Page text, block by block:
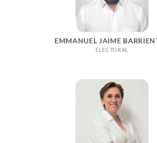
EMMANUEL JAIME
ELECTORAL